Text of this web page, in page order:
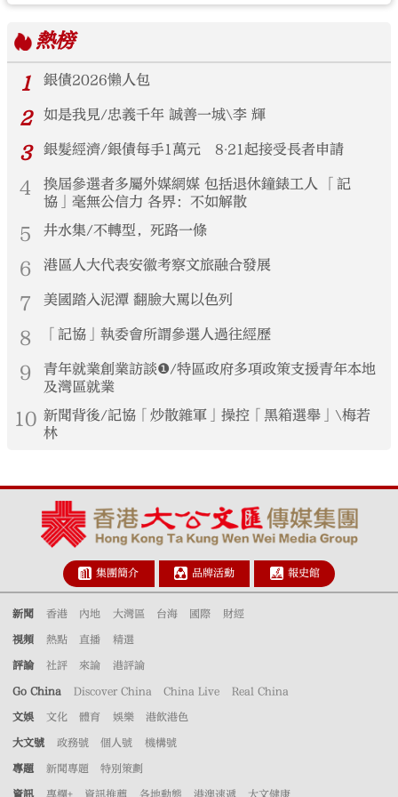
熱榜
1
銀債2026懶人包
2 如是我見/忠義千年 誠善一城\李 輝
3 銀髮經濟/銀債每手1萬元 8‧21起接受長者申請
4
換屆參選者多屬外媒網媒 包括退休鐘錶工人 「記
協」毫無公信力 各界：不如解散
5 井水集/不轉型，死路一條
6 港區人大代表安徽考察文旅融合發展
7 美國踏入泥潭 翻臉大罵以色列
8 「記協」執委會所謂參選人過往經歷
9
青年就業創業訪談❶/特區政府多項政策支援青年本地
及灣區就業
10 新聞背後/記協「炒散雜軍」操控「黑箱選舉」\梅若
林
集團簡介 品牌活動 報史館
新聞 香港 內地 大灣區 台海 國際 財經
視頻 熱點 直播 精選
評論 社評 來論 港評論
Go China Discover China China Live Real China
文娛 文化 體育 娛樂 港飲港色
大文號 政務號 個人號 機構號
專題 新聞專題 特別策劃
資訊 專欄+ 資訊推薦 各地動態 港澳速遞 大文健康